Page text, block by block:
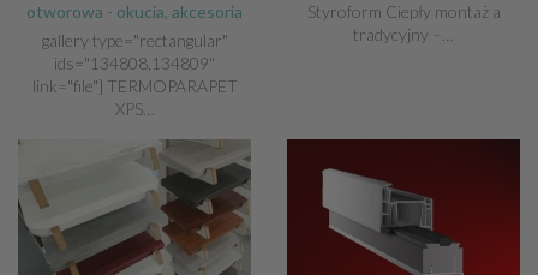
otworowa - okucia, akcesoria
gallery type="rectangular"
ids="134808,134809"
link="file"] TERMOPARAPET
XPS…
Styroform Ciepły montaż a
tradycyjny –…